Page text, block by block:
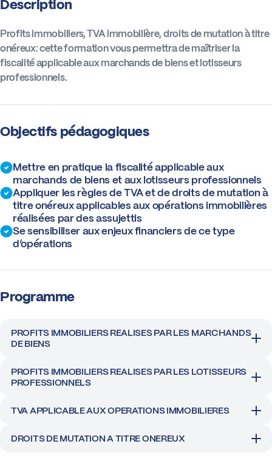
Actus
Boîte à outils
Description
Profits immobiliers, TVA immobilière, droits de mutation à titre
onéreux: cette formation vous permettra de maîtriser la
fiscalité applicable aux marchands de biens et lotisseurs
professionnels.
Objectifs pédagogiques
Mettre en pratique la fiscalité applicable aux
marchands de biens et aux lotisseurs professionnels
Appliquer les règles de TVA et de droits de mutation à
titre onéreux applicables aux opérations immobilières
réalisées par des assujettis
Se sensibiliser aux enjeux financiers de ce type
d’opérations
Programme
PROFITS IMMOBILIERS REALISES PAR LES MARCHANDS
DE BIENS
PROFITS IMMOBILIERS REALISES PAR LES LOTISSEURS
PROFESSIONNELS
TVA APPLICABLE AUX OPERATIONS IMMOBILIERES
DROITS DE MUTATION A TITRE ONEREUX